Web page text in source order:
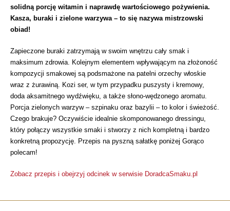
solidną porcję witamin i naprawdę wartościowego pożywienia.
Kasza, buraki i zielone warzywa – to się nazywa mistrzowski
obiad!
Zapieczone buraki zatrzymają w swoim wnętrzu cały smak i
maksimum zdrowia. Kolejnym elementem wpływającym na złożoność
kompozycji smakowej są podsmażone na patelni orzechy włoskie
wraz z żurawiną. Kozi ser, w tym przypadku puszysty i kremowy,
doda aksamitnego wydźwięku, a także słono-wędzonego aromatu.
Porcja zielonych warzyw – szpinaku oraz bazylii – to kolor i świeżość.
Czego brakuje? Oczywiście idealnie skomponowanego dressingu,
który połączy wszystkie smaki i stworzy z nich kompletną i bardzo
konkretną propozycję. Przepis na pyszną sałatkę poniżej Gorąco
polecam!
Zobacz przepis i obejrzyj odcinek w serwisie DoradcaSmaku.pl